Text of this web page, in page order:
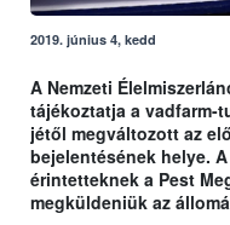
2019. június 4, kedd
A Nemzeti
tájékoztatja a vadfarm-
jétől megváltozott az
bejelentésének helye.
érintetteknek a Pest
megküldeniük az